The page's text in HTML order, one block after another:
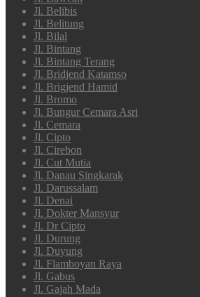
Jl. Belibis
Jl. Belitung
Jl. Bilal
Jl. Bintang
Jl. Bintang Terang
Jl. Bridjend Katamso
Jl. Brigjend Hamid
Jl. Bromo
Jl. Bungur Cemara Asri
Jl. Cemara
Jl. Cipto
Jl. Cirebon
Jl. Cut Mutia
Jl. Danau Singkarak
Jl. Darussalam
Jl. Denai
Jl. Dokter Mansyur
Jl. Dr Cipto
Jl. Durung
Jl. Duyung
Jl. Flamboyan Raya
Jl. Gabus
Jl. Gajah Mada